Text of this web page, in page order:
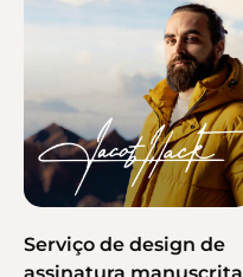
Serviço de design de